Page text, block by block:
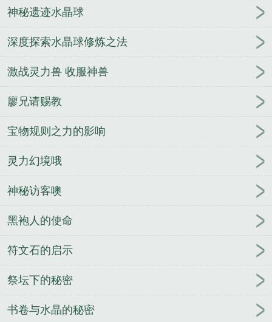
神秘遗迹水晶球
深度探索水晶球修炼之法
激战灵力兽 收服神兽
廖兄请赐教
宝物规则之力的影响
灵力幻境哦
神秘访客噢
黑袍人的使命
符文石的启示
祭坛下的秘密
书卷与水晶的秘密